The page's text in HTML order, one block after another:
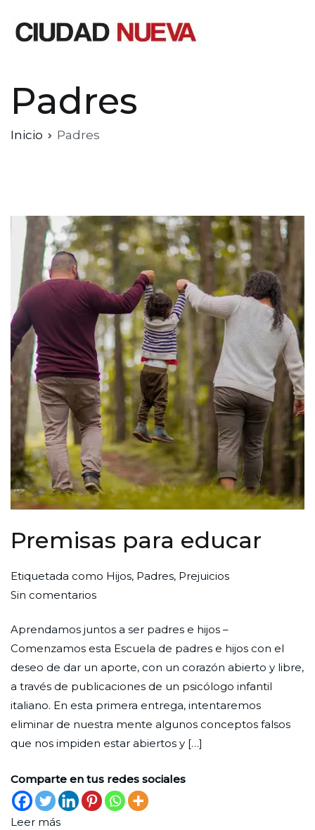
Padres
Inicio Padres
Premisas para educar
Por
Redaccion
Nueva
Publicada
el
de
agosto
de
2022
Publicada
en
Etiquetada como Hijos, Padres, Prejuicios
Sin comentariosen
para
educar
Aprendamos juntos a ser padres e hijos –
Comenzamos esta Escuela de padres e hijos con el
deseo de dar un aporte, con un corazón abierto y libre,
a través de publicaciones de un psicólogo infantil
italiano. En esta primera entrega, intentaremos
eliminar de nuestra mente algunos conceptos falsos
que nos impiden estar abiertos y […]
Comparte en tus redes sociales
Leer más